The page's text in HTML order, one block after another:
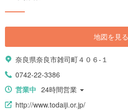
地図を見る
奈良県奈良市雑司町４０６-１
0742-22-3386
営業中 24時間営業
http://www.todaiji.or.jp/